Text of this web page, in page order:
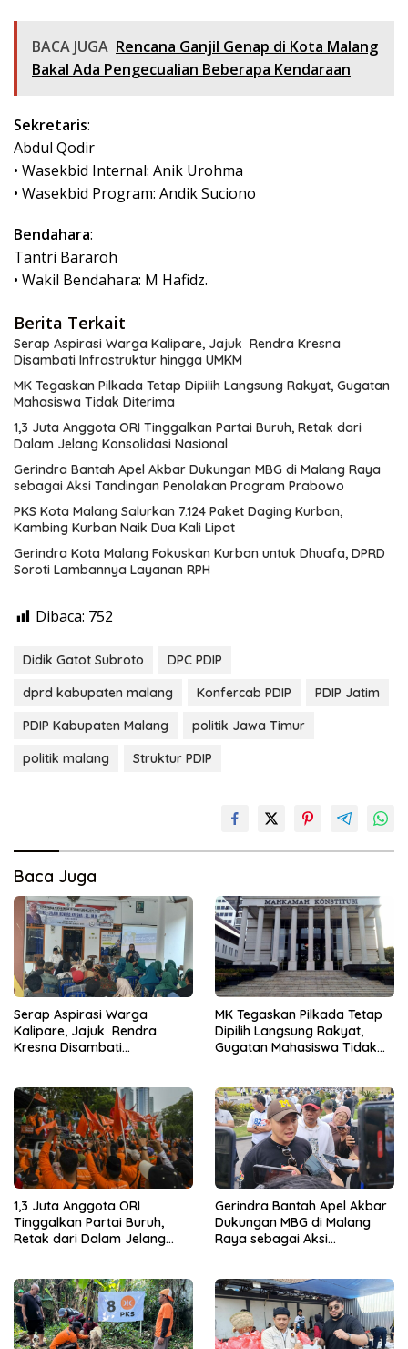
BACA JUGA Rencana Ganjil Genap di Kota Malang
Bakal Ada Pengecualian Beberapa Kendaraan
Sekretaris:
Abdul Qodir
• Wasekbid Internal: Anik Urohma
• Wasekbid Program: Andik Suciono
Bendahara:
Tantri Bararoh
• Wakil Bendahara: M Hafidz.
Berita Terkait
Serap Aspirasi Warga Kalipare, Jajuk Rendra Kresna
Disambati Infrastruktur hingga UMKM
MK Tegaskan Pilkada Tetap Dipilih Langsung Rakyat, Gugatan
Mahasiswa Tidak Diterima
1,3 Juta Anggota ORI Tinggalkan Partai Buruh, Retak dari
Dalam Jelang Konsolidasi Nasional
Gerindra Bantah Apel Akbar Dukungan MBG di Malang Raya
sebagai Aksi Tandingan Penolakan Program Prabowo
PKS Kota Malang Salurkan 7.124 Paket Daging Kurban,
Kambing Kurban Naik Dua Kali Lipat
Gerindra Kota Malang Fokuskan Kurban untuk Dhuafa, DPRD
Soroti Lambannya Layanan RPH
Dibaca: 752
Didik Gatot Subroto
DPC PDIP
dprd kabupaten malang
Konfercab PDIP
PDIP Jatim
PDIP Kabupaten Malang
politik Jawa Timur
politik malang
Struktur PDIP
Baca Juga
Serap Aspirasi Warga
Kalipare, Jajuk Rendra
Kresna Disambati
MK Tegaskan Pilkada Tetap
Dipilih Langsung Rakyat,
Gugatan Mahasiswa Tidak
1,3 Juta Anggota ORI
Tinggalkan Partai Buruh,
Retak dari Dalam Jelang
Gerindra Bantah Apel Akbar
Dukungan MBG di Malang
Raya sebagai Aksi